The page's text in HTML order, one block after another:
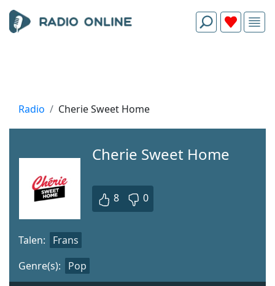
Radio Cherie Sweet Home
Cherie Sweet Home
8 0
Genre(s): Pop
Talen: Frans